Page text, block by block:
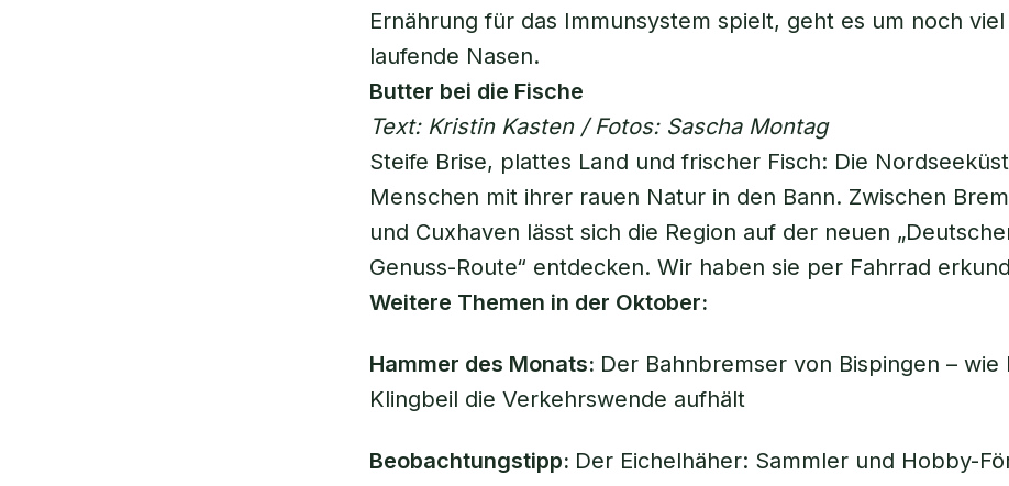
Ernährung für das Immunsystem spielt, geht es um noch
laufende Nasen.
Butter bei die Fische
Text: Kristin Kasten / Fotos: Sascha Montag
Steife Brise, plattes Land und frischer Fisch: Die
Menschen mit ihrer rauen Natur in den Bann. Zwischen
und Cuxhaven lässt sich die Region auf der neuen
Genuss-Route“ entdecken. Wir haben sie per Fahrrad
Weitere Themen in der Oktober:
Hammer des Monats: Der Bahnbremser von Bispingen – wie
Klingbeil die Verkehrswende aufhält
Beobachtungstipp: Der Eichelhäher: Sammler und Hobby-